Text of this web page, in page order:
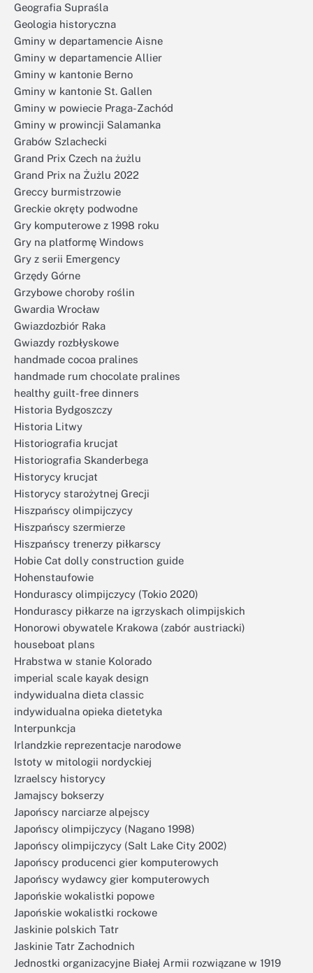
Geografia Supraśla
Geologia historyczna
Gminy w departamencie Aisne
Gminy w departamencie Allier
Gminy w kantonie Berno
Gminy w kantonie St. Gallen
Gminy w powiecie Praga-Zachód
Gminy w prowincji Salamanka
Grabów Szlachecki
Grand Prix Czech na żużlu
Grand Prix na Żużlu 2022
Greccy burmistrzowie
Greckie okręty podwodne
Gry komputerowe z 1998 roku
Gry na platformę Windows
Gry z serii Emergency
Grzędy Górne
Grzybowe choroby roślin
Gwardia Wrocław
Gwiazdozbiór Raka
Gwiazdy rozbłyskowe
handmade cocoa pralines
handmade rum chocolate pralines
healthy guilt-free dinners
Historia Bydgoszczy
Historia Litwy
Historiografia krucjat
Historiografia Skanderbega
Historycy krucjat
Historycy starożytnej Grecji
Hiszpańscy olimpijczycy
Hiszpańscy szermierze
Hiszpańscy trenerzy piłkarscy
Hobie Cat dolly construction guide
Hohenstaufowie
Hondurascy olimpijczycy (Tokio 2020)
Hondurascy piłkarze na igrzyskach olimpijskich
Honorowi obywatele Krakowa (zabór austriacki)
houseboat plans
Hrabstwa w stanie Kolorado
imperial scale kayak design
indywidualna dieta classic
indywidualna opieka dietetyka
Interpunkcja
Irlandzkie reprezentacje narodowe
Istoty w mitologii nordyckiej
Izraelscy historycy
Jamajscy bokserzy
Japońscy narciarze alpejscy
Japońscy olimpijczycy (Nagano 1998)
Japońscy olimpijczycy (Salt Lake City 2002)
Japońscy producenci gier komputerowych
Japońscy wydawcy gier komputerowych
Japońskie wokalistki popowe
Japońskie wokalistki rockowe
Jaskinie polskich Tatr
Jaskinie Tatr Zachodnich
Jednostki organizacyjne Białej Armii rozwiązane w 1919